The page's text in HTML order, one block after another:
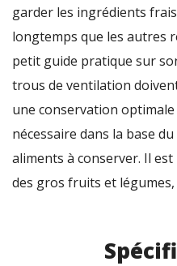
garder les ingrédients
longtemps que les autres
petit guide pratique sur
trous de ventilation
une conservation optimale
nécessaire dans la base
aliments à conserver. Il
des gros fruits et